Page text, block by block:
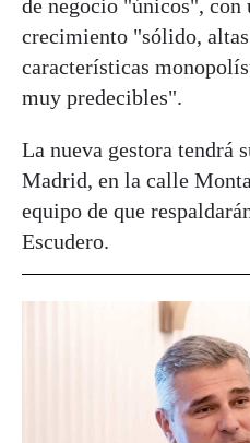
de negocio "únicos", con
crecimiento "sólido,
características
muy predecibles".
La nueva gestora tendrá
Madrid, en la calle
equipo de que
Escudero.